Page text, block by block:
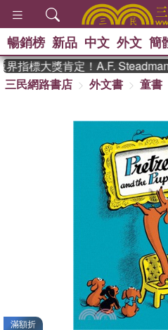
熱搜：
念華
孩：
暢銷榜 新品 中文 外文 簡
指標大獎肯定！A.F. Steadman
三民網路書店
外文書 童書
滿額折